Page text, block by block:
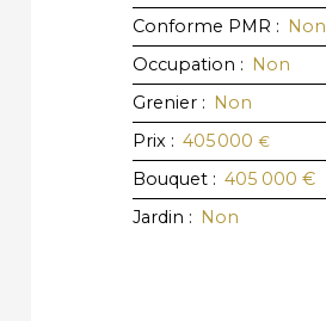
Conforme PMR : Non
Occupation : Non
Grenier : Non
Prix : 405 000 €
Bouquet : 405 000 €
Jardin : Non